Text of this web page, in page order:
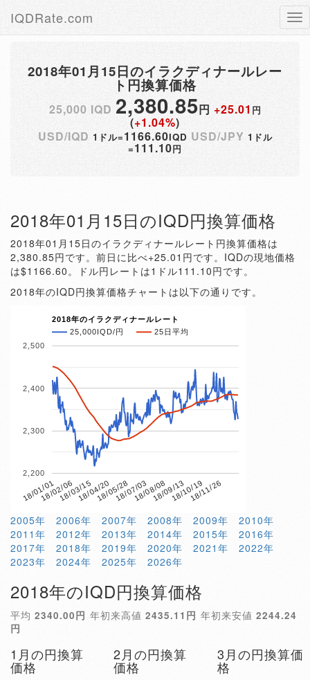
IQDRate.com
2018年01月15日のイラクディナールレー
ト円換算価格
25,000 IQD 2,380.85円 +25.01円
(+1.04%)
USD/IQD 1ドル=1166.60IQD USD/JPY 1ドル
=111.10円
2018年01月15日のIQD円換算価格
2018年01月15日のイラクディナールレート円換算価格は
2,380.85円です。前日に比べ+25.01円です。IQDの現地価格
は$1166.60。ドル円レートは1ドル111.10円です。
2018年のIQD円換算価格チャートは以下の通りです。
2018年のイラクディナールレート
25,000IQD/円
25日平均
18/01/0118/02/0618/03/1518/04/2018/05/2818/07/0318/08/0818/09/1318/10/1918/11/26
2,200
2,300
2,400
2,500
2005年 2006年 2007年 2008年 2009年
2010年
2011年
2012年 2013年 2014年 2015年
2016年
2017年
2018年 2019年 2020年 2021年
2022年
2023年
2024年 2025年 2026年
2018年のIQD円換算価格
平均 2340.00円 年初来高値 2435.11円 年初来安値 2244.24
円
1月の円換算
価格
2月の円換算
価格
3月の円換算価
格